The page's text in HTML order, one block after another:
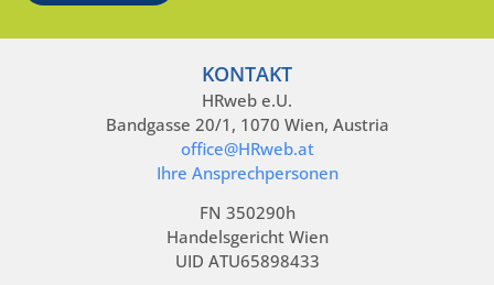
KONTAKT
HRweb e.U.
Bandgasse 20/1, 1070 Wien, Austria
office@HRweb.at
Ihre Ansprechpersonen
FN 350290h
Handelsgericht Wien
UID ATU65898433